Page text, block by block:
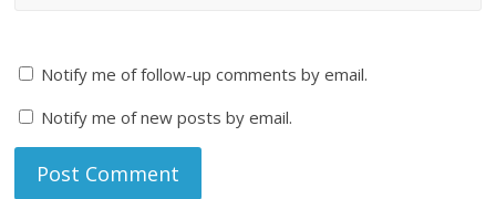
Notify me of follow-up comments by email.
Notify me of new posts by email.